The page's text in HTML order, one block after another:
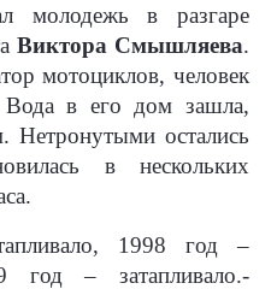
молодежь в разгаре
Виктора Смышляева.
мотоциклов, человек
в его дом зашла,
Нетронутыми остались
в нескольких
1998 год –
год – затапливало.-